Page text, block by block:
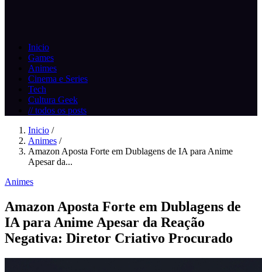
Inicio
Games
Animes
Cinema e Series
Tech
Cultura Geek
// todos os posts
Inicio /
Animes /
Amazon Aposta Forte em Dublagens de IA para Anime
Apesar da...
Animes
Amazon Aposta Forte em Dublagens de
IA para Anime Apesar da Reação
Negativa: Diretor Criativo Procurado